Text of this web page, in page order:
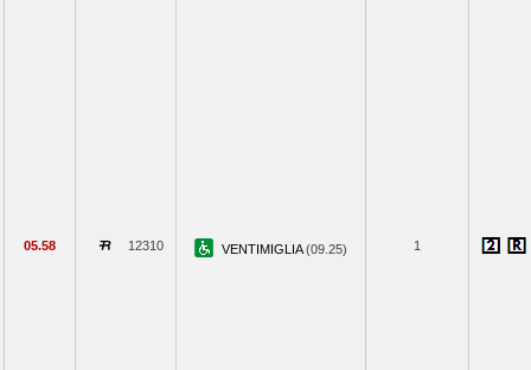
05.58 12310 VENTIMIGLIA(09.25) 1